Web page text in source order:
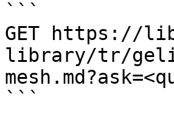
```
GET https://
library/tr/
```